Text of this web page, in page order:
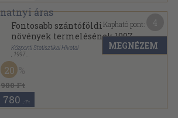
Fontosabb szántóföldi
növények termelésének 1997.
évi adatai
Központi Statisztikai Hivatal
1997
Tűzött kötés
980 Ft
20
780 ,-Ft
Kapható pont:
MEGNÉZEM